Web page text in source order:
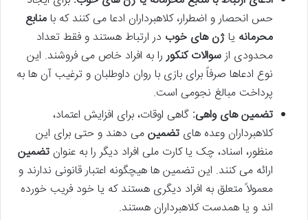
حس انحصار و اضطرار، کلاهبرداران ادعا می کنند که بامنابع
محرمانه یاژن های خوب در ارتباط هستند و فقط تعداد
محدودی ازسوالات کنکوررا به افراد خاص می فروشند. این
نوع ادعاها صرفاً برای بازی با روان داوطلبان و ترغیب آن ها به
پرداخت مبالغ نجومی است.
تضمینهای واهی: گاهی اوقات، برای افزایش اعتماد،
کلاهبرداران وعده های تضمینمی دهند و حتی برای این
منظور، اسناد، چک یا کارت ملی افراد دیگر را به عنوان تضمین
ارائه می کنند. این تضمین ها هیچگونه اعتبار قانونی ندارند و
معمولاً متعلق به افراد دیگری هستند که یا خود فریب خورده
اند و یا همدست کلاهبرداران هستند.